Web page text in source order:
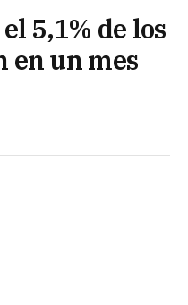
5,1% de los
en un mes